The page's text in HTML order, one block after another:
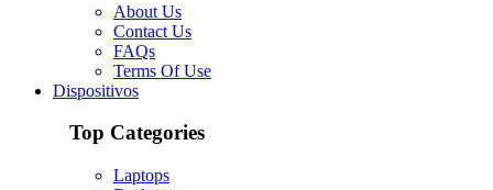
About Us
Contact Us
FAQs
Terms Of Use
Dispositivos
Top Categories
Laptops